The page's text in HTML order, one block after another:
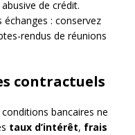
de crédit.
: conservez
rendus de réunions
contractuels
bancaires ne
taux d’intérêt, frais